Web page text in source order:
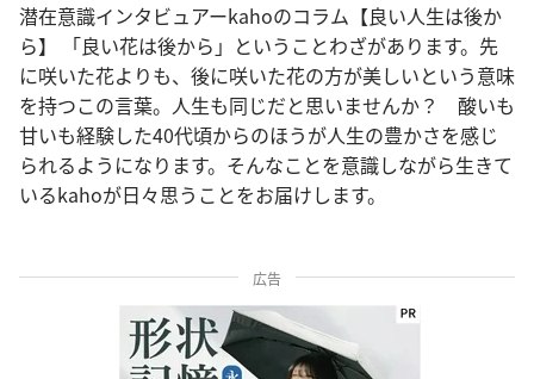
潜在意識インタビュアーkahoのコラム【良い人生は後か
ら】 「良い花は後から」ということわざがあります。先
に咲いた花よりも、後に咲いた花の方が美しいという意味
を持つこの言葉。人生も同じだと思いませんか？ 酸いも
甘いも経験した40代頃からのほうが人生の豊かさを感じ
られるようになります。そんなことを意識しながら生きて
いるkahoが日々思うことをお届けします。
広告